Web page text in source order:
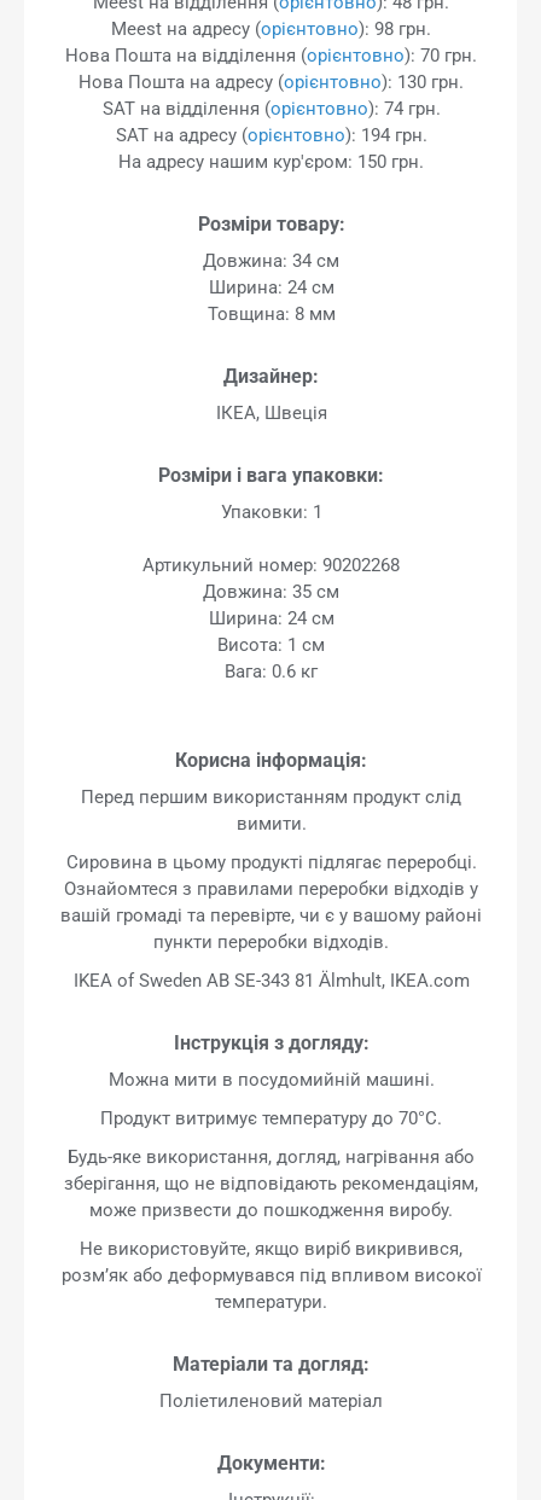
Meest на адресу (орієнтовно): 98 грн.
Нова Пошта на відділення (орієнтовно): 70 грн.
Нова Пошта на адресу (орієнтовно): 130 грн.
SAT на відділення (орієнтовно): 74 грн.
SAT на адресу (орієнтовно): 194 грн.
На адресу нашим кур'єром: 150 грн.
Розміри товару:
Довжина: 34 см
Ширина: 24 см
Товщина: 8 мм
Дизайнер:
ІКЕА, Швеція
Розміри і вага упаковки:
Упаковки: 1
Артикульний номер: 90202268
Довжина: 35 см
Ширина: 24 см
Висота: 1 см
Вага: 0.6 кг
Корисна інформація:
Перед першим використанням продукт слід
вимити.
Сировина в цьому продукті підлягає переробці.
Ознайомтеся з правилами переробки відходів у
вашій громаді та перевірте, чи є у вашому районі
пункти переробки відходів.
IKEA of Sweden AB SE-343 81 Älmhult, IKEA.com
Інструкція з догляду:
Можна мити в посудомийній машині.
Продукт витримує температуру до 70°C.
Будь-яке використання, догляд, нагрівання або
зберігання, що не відповідають рекомендаціям,
може призвести до пошкодження виробу.
Не використовуйте, якщо виріб викривився,
розм’як або деформувався під впливом високої
температури.
Матеріали та догляд:
Поліетиленовий матеріал
Документи: